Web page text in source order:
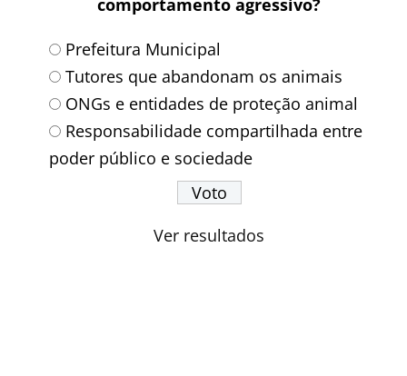
Prefeitura Municipal
Tutores que abandonam os animais
ONGs e entidades de proteção animal
Responsabilidade compartilhada entre
poder público e sociedade
Ver resultados